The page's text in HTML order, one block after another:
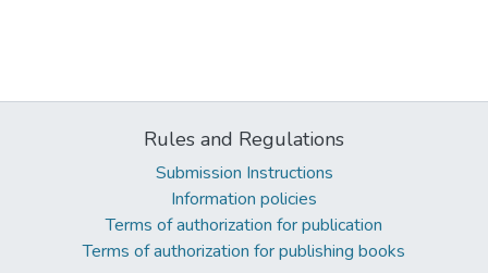
Rules and Regulations
Submission Instructions
Information policies
Terms of authorization for publication
Terms of authorization for publishing books